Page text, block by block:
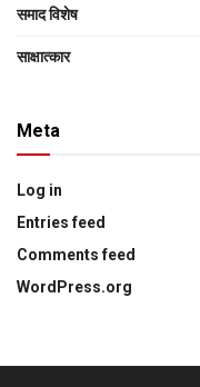
समाद विशेष
साक्षात्‍कार
Meta
Log in
Entries feed
Comments feed
WordPress.org